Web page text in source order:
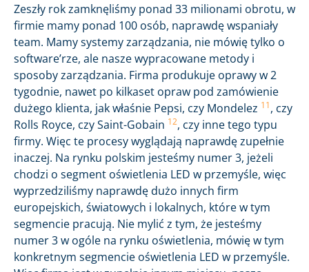
Zeszły rok zamknęliśmy ponad 33 milionami obrotu, w
firmie mamy ponad 100 osób, naprawdę wspaniały
team. Mamy systemy zarządzania, nie mówię tylko o
software’rze, ale nasze wypracowane metody i
sposoby zarządzania. Firma produkuje oprawy w 2
tygodnie, nawet po kilkaset opraw pod zamówienie
dużego klienta, jak właśnie Pepsi, czy Mondelez 11, czy
Rolls Royce, czy Saint-Gobain 12, czy inne tego typu
firmy. Więc te procesy wyglądają naprawdę zupełnie
inaczej. Na rynku polskim jesteśmy numer 3, jeżeli
chodzi o segment oświetlenia LED w przemyśle, więc
wyprzedziliśmy naprawdę dużo innych firm
europejskich, światowych i lokalnych, które w tym
segmencie pracują. Nie mylić z tym, że jesteśmy
numer 3 w ogóle na rynku oświetlenia, mówię w tym
konkretnym segmencie oświetlenia LED w przemyśle.